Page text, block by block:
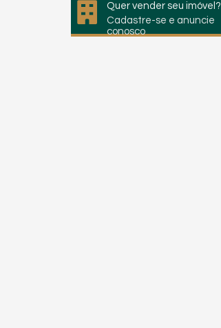
Quer vender seu imóvel?
Cadastre-se e anuncie
conosco